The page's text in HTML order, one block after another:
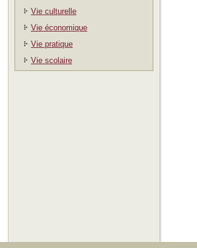
Vie culturelle
Vie économique
Vie pratique
Vie scolaire